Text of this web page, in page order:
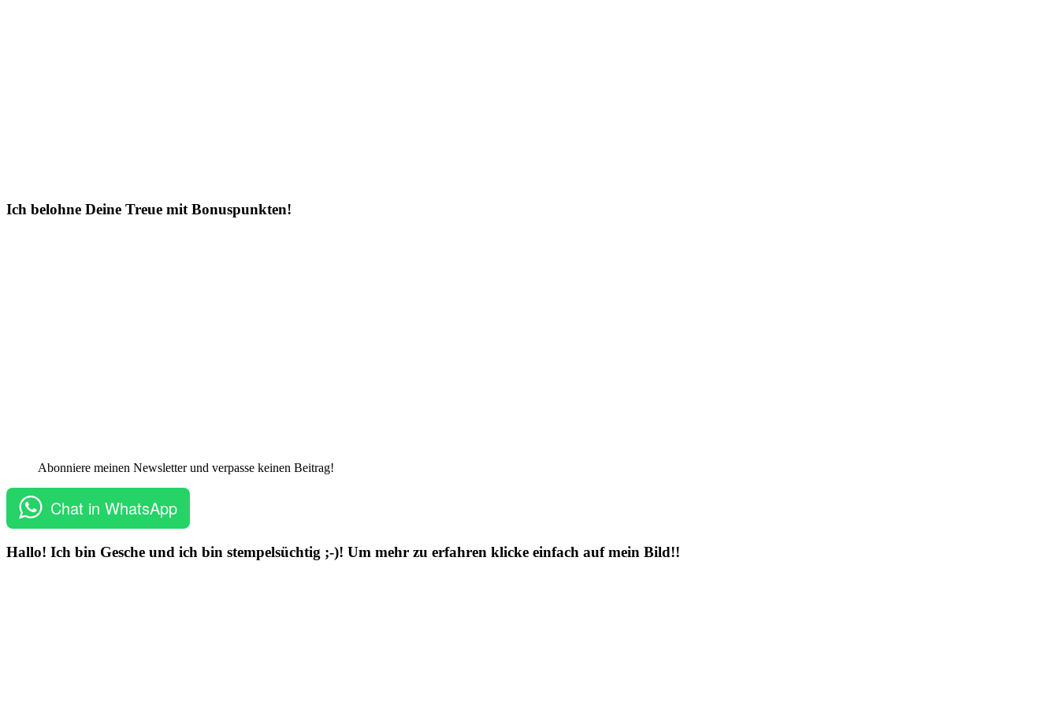
Ich belohne Deine Treue mit Bonuspunkten!
Abonniere meinen Newsletter und verpasse keinen Beitrag!
Chat in WhatsApp
Hallo! Ich bin Gesche und ich bin stempelsüchtig ;-)! Um mehr zu erfahren klicke einfach auf mein Bild!!